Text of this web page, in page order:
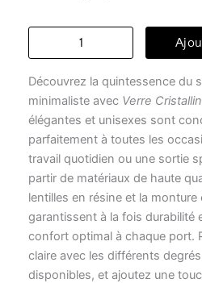
quantité
transparentes
-
verre
cristallin
Découvrez la quintessence du
minimaliste avec Verre Cristallin
élégantes et unisexes sont
parfaitement à toutes les
travail quotidien ou une sortie
partir de matériaux de haute
lentilles en résine et la monture
garantissent à la fois durabilité
confort optimal à chaque port.
claire avec les différents
disponibles, et ajoutez une